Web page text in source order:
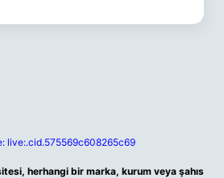
live:.cid.575569c608265c69
herhangi bir marka, kurum veya şahıs